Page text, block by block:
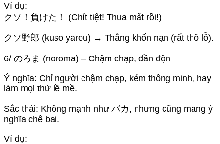
Ví dụ:
クソ！負けた！ (Chít tiệt! Thua mất rồi!)
クソ野郎 (kuso yarou) → Thằng khốn nạn (rất thô lỗ).
6/ のろま (noroma) – Chậm chạp, đần độn
Ý nghĩa: Chỉ người chậm chạp, kém thông minh, hay
làm mọi thứ lề mề.
Sắc thái: Không mạnh như バカ, nhưng cũng mang ý
nghĩa chê bai.
Ví dụ: